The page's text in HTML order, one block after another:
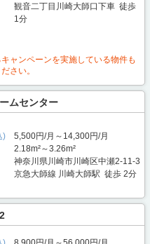
観音二丁目川崎大師口下車 徒歩
1分
ャンペーンを実施している物件も
さい。
ムセンター
)
5,500円/月～14,300円/月
2.18m²～3.26m²
神奈川県川崎市川崎区中瀬2-11-3
京急大師線 川崎大師駅 徒歩 2分